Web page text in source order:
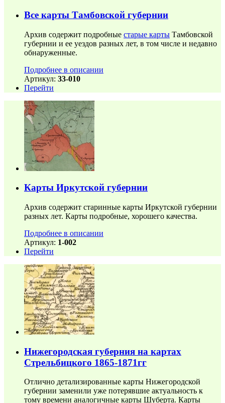
Все карты Тамбовской губернии
Архив содержит подробные старые карты Тамбовской
губернии и ее уездов разных лет, в том числе и недавно
обнаруженные.
Подробнее в описании
Артикул: 33-010
Перейти
Карты Иркутской губернии
Архив содержит старинные карты Иркутской губернии
разных лет. Карты подробные, хорошего качества.
Подробнее в описании
Артикул: 1-002
Перейти
Нижегородская губерния на картах
Стрельбицкого 1865-1871гг
Отлично детализированные карты Нижегородской
губернии заменили уже потерявшие актуальность к
тому времени аналогичные карты Шуберта. Карты